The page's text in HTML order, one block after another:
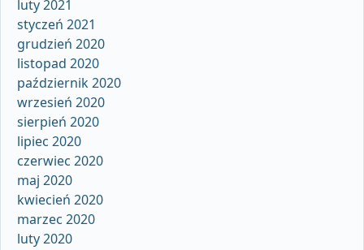
luty 2021
styczeń 2021
grudzień 2020
listopad 2020
październik 2020
wrzesień 2020
sierpień 2020
lipiec 2020
czerwiec 2020
maj 2020
kwiecień 2020
marzec 2020
luty 2020